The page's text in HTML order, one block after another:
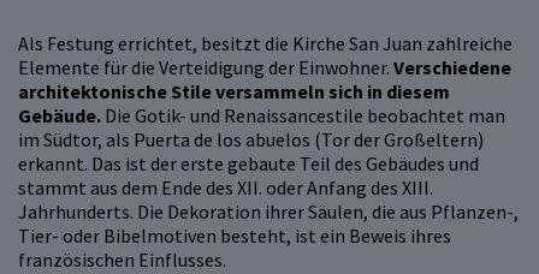
Als Festung errichtet, besitzt die Kirche San Juan zahlreiche
Elemente für die Verteidigung der Einwohner. Verschiedene
architektonische Stile versammeln sich in diesem
Gebäude. Die Gotik- und Renaissancestile beobachtet man
im Südtor, als Puerta de los abuelos (Tor der Großeltern)
erkannt. Das ist der erste gebaute Teil des Gebäudes und
stammt aus dem Ende des XII. oder Anfang des XIII.
Jahrhunderts. Die Dekoration ihrer Säulen, die aus Pflanzen-,
Tier- oder Bibelmotiven besteht, ist ein Beweis ihres
französischen Einflusses.